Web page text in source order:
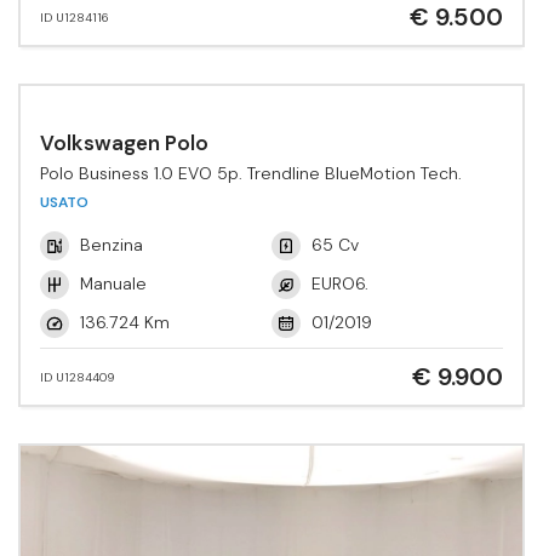
ID U1284116 € 9.500
Volkswagen Polo
Polo Business 1.0 EVO 5p. Trendline BlueMotion Tech.
USATO
Benzina
65 Cv
Manuale
EURO6.
136.724 Km
01/2019
ID U1284409 € 9.900